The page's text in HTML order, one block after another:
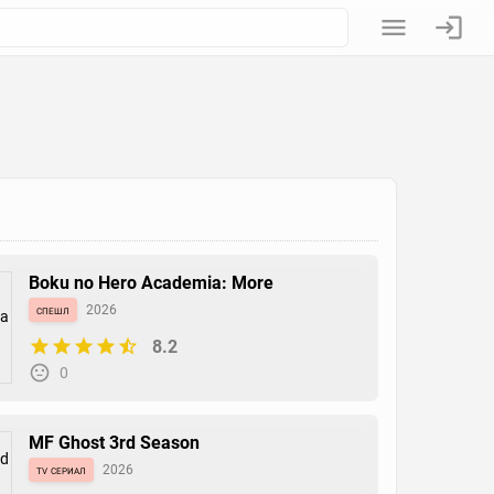
Boku no Hero Academia: More
спешл 2026
8.2
0
MF Ghost 3rd Season
tv сериал 2026